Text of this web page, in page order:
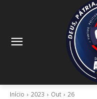
Início 2023 Out 26